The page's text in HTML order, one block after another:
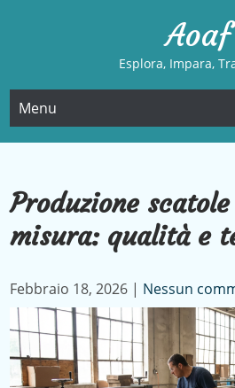
Aoaf
Esplora, Impara,
Menu
Produzione
misura: qualità e
Febbraio 18, 2026 | Nessun